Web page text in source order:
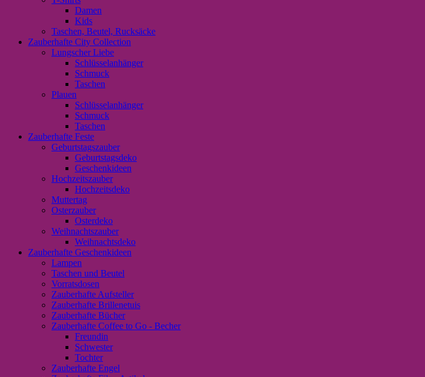
Damen
Kids
Taschen, Beutel, Rucksäcke
Zauberhafte City Collection
Lungscher Liebe
Schlüsselanhänger
Schmuck
Taschen
Plauen
Schlüsselanhänger
Schmuck
Taschen
Zauberhafte Feste
Geburtstagszauber
Geburtstagsdeko
Geschenkideen
Hochzeitszauber
Hochzeitsdeko
Muttertag
Osterzauber
Osterdeko
Weihnachtszauber
Weihnachtsdeko
Zauberhafte Geschenkideen
Lampen
Taschen und Beutel
Vorratsdosen
Zauberhafte Aufsteller
Zauberhafte Brillenetuis
Zauberhafte Bücher
Zauberhafte Coffee to Go - Becher
Freundin
Schwester
Tochter
Zauberhafte Engel